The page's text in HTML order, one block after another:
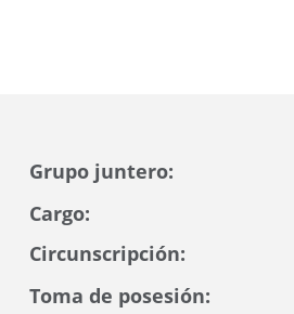
Grupo juntero:
Cargo:
Circunscripción:
Toma de posesión: